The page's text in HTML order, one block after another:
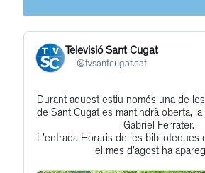
Televisió Sant Cugat
@tvsantcugat.cat
Get
to
this
post
Durant aquest estiu només una de
de Sant Cugat es mantindrà oberta,
Gabriel Ferrater.
L'entrada Horaris de les biblioteques
el mes d’agost ha